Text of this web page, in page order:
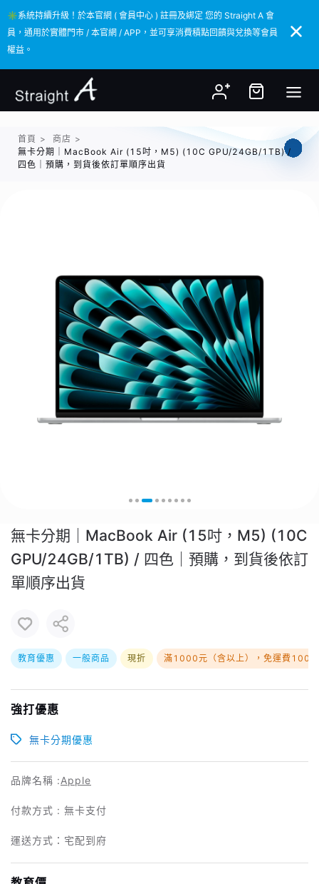
✳️系統持續升級！於本官網 ( 會員中心 ) 註冊及綁定 您的 Straight A 會
員，通用於實體門市 / 本官網 / APP，並可享消費積點回饋與兌換等會員
權益。
✳️系統持續升級！於本官網 ( 會員中心 ) 註冊及綁定 您的 Straight A 會
員，通用於實體門市 / 本官網 / APP，並可享消費積點回饋與兌換等會員
權益。
首頁 > 商店 >
無卡分期｜MacBook Air (15吋，M5) (10C GPU/24GB/1TB) /
四色｜預購，到貨後依訂單順序出貨
無卡分期｜MacBook Air (15吋，M5) (10C
GPU/24GB/1TB) / 四色｜預購，到貨後依訂
單順序出貨
教育優惠 一般商品 現折 滿1000元（含以上），免運費100元
強打優惠
無卡分期優惠
品牌名稱 :Apple
付款方式 : 無卡支付
運送方式：宅配到府